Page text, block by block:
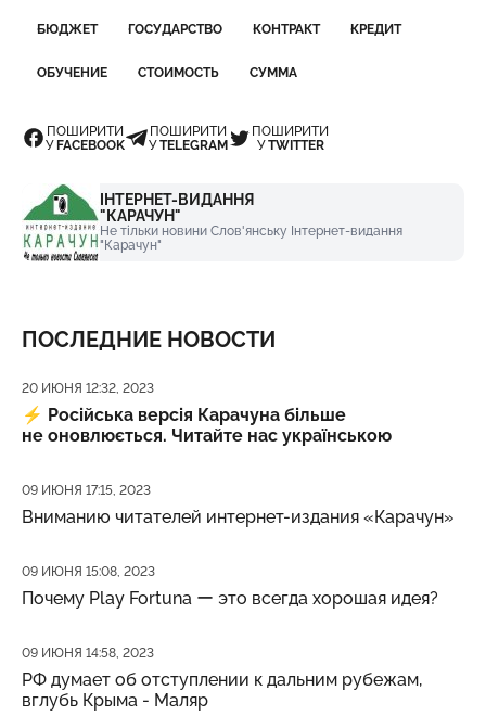
БЮДЖЕТ ГОСУДАРСТВО КОНТРАКТ КРЕДИТ
ОБУЧЕНИЕ СТОИМОСТЬ СУММА
ПОШИРИТИ
УFACEBOOK
ПОШИРИТИ
УTELEGRAM
ПОШИРИТИ
УTWITTER
ІНТЕРНЕТ-ВИДАННЯ
"КАРАЧУН"
Не тільки новини Слов'янську Інтернет-видання
"Карачун"
ПОСЛЕДНИЕ НОВОСТИ
Дата публикации
20 ИЮНЯ 12:32, 2023
⚡️ Російська версія Карачуна більше
не оновлюється. Читайте нас українською
Дата публикации
09 ИЮНЯ 17:15, 2023
Вниманию читателей интернет-издания «Карачун»
Дата публикации
09 ИЮНЯ 15:08, 2023
Почему Play Fortuna ー это всегда хорошая идея?
Дата публикации
09 ИЮНЯ 14:58, 2023
РФ думает об отступлении к дальним рубежам,
вглубь Крыма - Маляр